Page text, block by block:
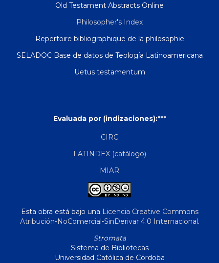
Old Testament Abstracts Online
Philosopher's Index
Repertoire bibliographique de la philosophie
SELADOC Base de datos de Teología Latinoamericana
Uetus testamentum
Evaluada por (indizaciones):***
CIRC
LATINDEX (catálogo)
MIAR
Esta obra está bajo una Licencia Creative Commons
Atribución-NoComercial-SinDerivar 4.0 Internacional.
Stromata
Sistema de Bibliotecas
Universidad Católica de Córdoba